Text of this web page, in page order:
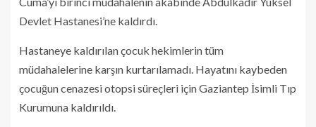
Devlet Hastanesi’ne kaldırdı.
Hastaneye kaldırılan çocuk hekimlerin tüm
müdahalelerine karşın kurtarılamadı. Hayatını kaybeden
çocuğun cenazesi otopsi süreçleri için Gaziantep İsimli Tıp
Kurumuna kaldırıldı.